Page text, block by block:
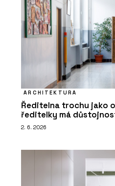
ARCHITEKTURA
Ředitelna trochu jako
ředitelky má
2. 6. 2026